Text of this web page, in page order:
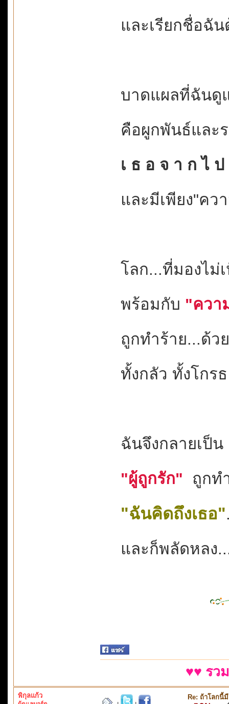
และเรียกชื่อฉั
บาดแผลที่ฉันดู
คือผูกพันธ์และ
เ ธ อ จ า ก ไ
และมีเพียง"คว
โลก...ที่มองไม่
พร้อมกับ "ควา
ถูกทำร้าย...ด้ว
ทั้งกลัว ทั้งโกร
ฉันจึงกลายเป็
"ผู้ถูกรัก" ถูกท
"ฉันคิดถึงเธอ"
และก็พลัดหลง
♥♥ รว
พิกุลแก้ว Re: ถ้าโลกนี้